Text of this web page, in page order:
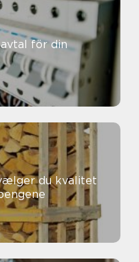
du kvalitet